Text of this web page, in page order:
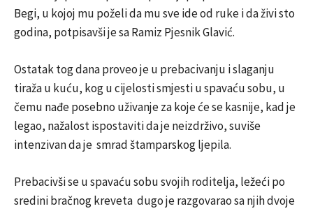
Begi, u kojoj mu poželi da mu sve ide od ruke i da živi sto
godina, potpisavši je sa Ramiz Pjesnik Glavić.
Ostatak tog dana proveo je u prebacivanju i slaganju
tiraža u kuću, kog u cijelosti smjesti u spavaću sobu, u
čemu nađe posebno uživanje za koje će se kasnije, kad je
legao, nažalost ispostaviti da je neizdrživo, suviše
intenzivan da je smrad štamparskog ljepila.
Prebacivši se u spavaću sobu svojih roditelja, ležeći po
sredini bračnog kreveta dugo je razgovarao sa njih dvoje